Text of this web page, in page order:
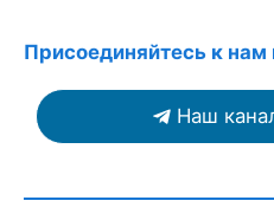
Присоединяйтесь к
Наш